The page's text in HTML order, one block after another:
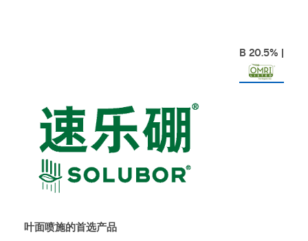
B 20.5% |
叶面喷施的首选产品